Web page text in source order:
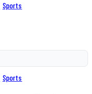
Sports
Sports